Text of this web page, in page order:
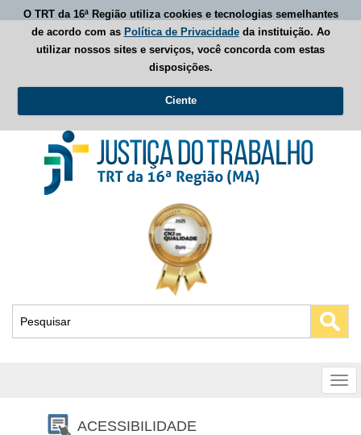
O TRT da 16ª Região utiliza cookies e tecnologias semelhantes
de acordo com as Política de Privacidadeda instituição. Ao
utilizar nossos sites e serviços, você concorda com estas
disposições.
Ciente
ACESSIBILIDADE